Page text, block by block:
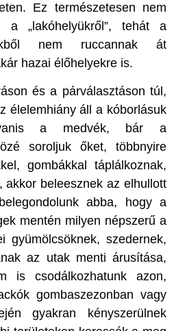
Ez természetesen nem
„lakóhelyükről”, tehát a
nem ruccannak át
hazai élőhelyekre is.
és a párválasztáson túl,
élelemhiány áll a kóborlásuk
a medvék, bár a
soroljuk őket, többnyire
gombákkal táplálkoznak,
akkor beleesznek az elhullott
abba, hogy a
mentén milyen népszerű a
gyümölcsöknek, szedernek,
az utak menti árusítása,
is csodálkozhatunk azon,
gombaszezonban vagy
gyakran kényszerülnek